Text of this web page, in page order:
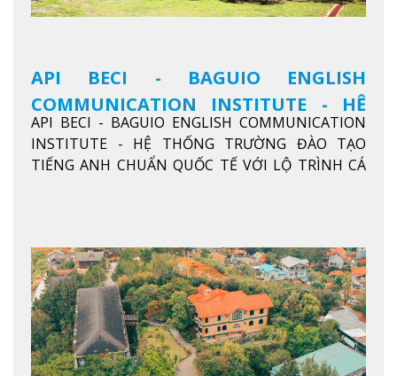
API BECI - BAGUIO ENGLISH
COMMUNICATION INSTITUTE - HỆ
THỐNG TRƯỜNG ĐÀO TẠO TIẾNG
ANH CHUẨN QUỐC TẾ
API BECI - BAGUIO ENGLISH COMMUNICATION
INSTITUTE - HỆ THỐNG TRƯỜNG ĐÀO TẠO
TIẾNG ANH CHUẨN QUỐC TẾ VỚI LỘ TRÌNH CÁ